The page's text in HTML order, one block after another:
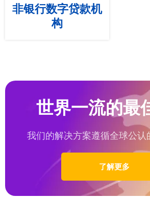
非银行数字贷款机
构
世界一流的最
我们的解决方案遵循全球公认
了解更多